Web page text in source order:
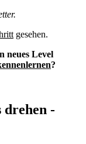
gesehen.
neues Level
?
drehen -